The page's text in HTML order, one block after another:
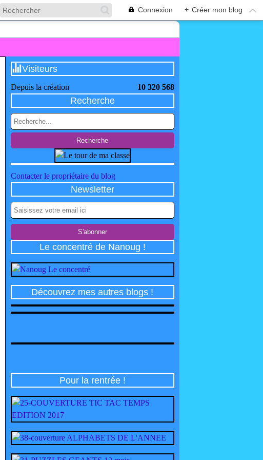
Connexion + Créer mon blog
Visiteurs
Depuis la création 10 320 568
Recherche
Contacter le propriétaire du blog
Newsletter
Le concentré de Nanoug !
Découvrez mes autres blogs !
Pour la rentrée !